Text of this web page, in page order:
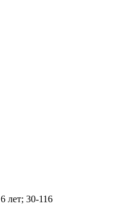
6 лет; 30-116